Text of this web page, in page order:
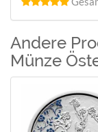
Andere
Münze